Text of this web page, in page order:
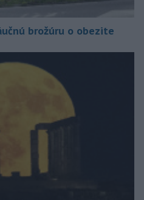
brožúru o obezite